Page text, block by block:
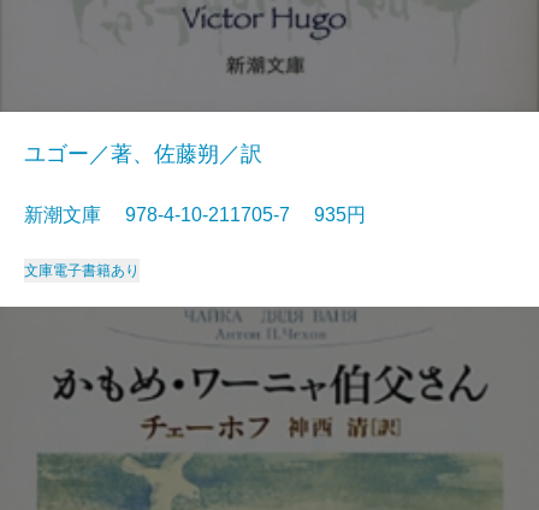
ユゴー／著、佐藤朔／訳
新潮文庫 978-4-10-211705-7 935円
文庫電子書籍あり